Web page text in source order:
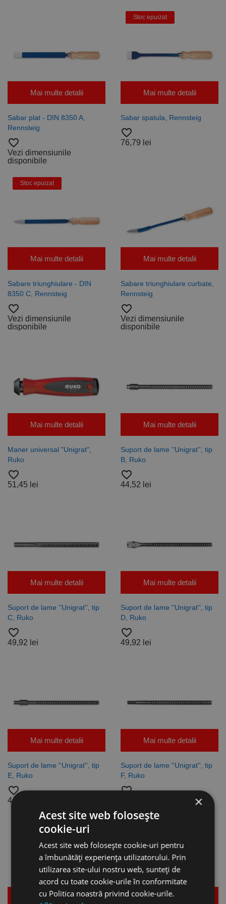
Mai multe detalii
Sabar plat - DIN 8350 A,
Rennsteig
favorite_border
Vezi dimensiunile
disponibile
Stoc epuizat
Mai multe detalii
Sabar spatula, Rennsteig
favorite_border
76,79 lei
Stoc epuizat
Mai multe detalii
Sabare triunghiulare - DIN
8350 C, Rennsteig
favorite_border
Vezi dimensiunile
disponibile
Mai multe detalii
Sabare triunghiulare curbate,
Rennsteig
favorite_border
Vezi dimensiunile
disponibile
Mai multe detalii
Maner universal "Unigrat",
Ruko
favorite_border
51,45 lei
Mai multe detalii
Suport de lame ''Unigrat'', tip
B, Ruko
favorite_border
44,52 lei
Mai multe detalii
Suport de lame ''Unigrat'', tip
C, Ruko
favorite_border
49,92 lei
Mai multe detalii
Suport de lame ''Unigrat'', tip
D, Ruko
favorite_border
49,92 lei
Mai multe detalii
Suport de lame ''Unigrat'', tip
E, Ruko
favorite_border
44,20 lei
Mai multe detalii
Suport de lame ''Unigrat'', tip
F, Ruko
favorite_border
Mai multe detalii Mai multe detalii
×
Acest site web folosește
cookie-uri
Acest site web folosește cookie-uri pentru
a îmbunătăți experiența utilizatorului. Prin
utilizarea site-ului nostru web, sunteți de
acord cu toate cookie-urile în conformitate
cu Politica noastră privind cookie-urile.